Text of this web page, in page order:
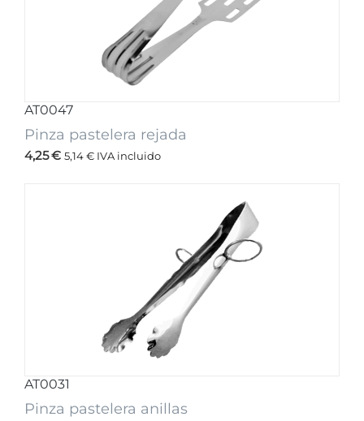
AT0047
Pinza pastelera rejada
4,25€ 5,14€ IVA incluido
AT0031
Pinza pastelera anillas